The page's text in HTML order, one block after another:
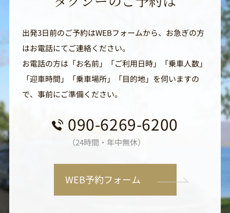
出発3日前のご予約はWEBフォームから、お急ぎの方
はお電話にてご連絡ください。
お電話の方は「お名前」「ご利用日時」「乗車人数」
「迎車時間」「乗車場所」「目的地」を伺いますの
で、事前にご準備ください。
090-6269-6200
（24時間・年中無休）
WEB予約フォーム